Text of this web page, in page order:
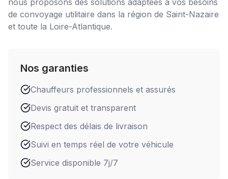
nous proposons des solutions adaptées à vos besoins
de convoyage utilitaire dans la région de Saint-Nazaire
et toute la Loire-Atlantique.
Nos garanties
Chauffeurs professionnels et assurés
Devis gratuit et transparent
Respect des délais de livraison
Suivi en temps réel de votre véhicule
Service disponible 7j/7